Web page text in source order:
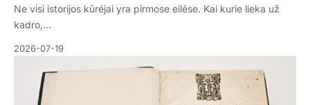
Ne visi istorijos kūrėjai yra pirmose eilėse. Kai kurie lieka už
kadro,…
2026-07-19